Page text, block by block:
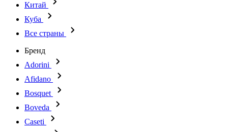
Китай
Куба
Все страны
Бренд
Adorini
Afidano
Bosquet
Boveda
Caseti